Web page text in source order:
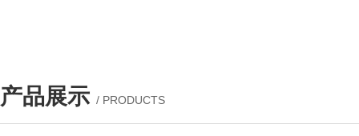
产品展示 / PRODUCTS